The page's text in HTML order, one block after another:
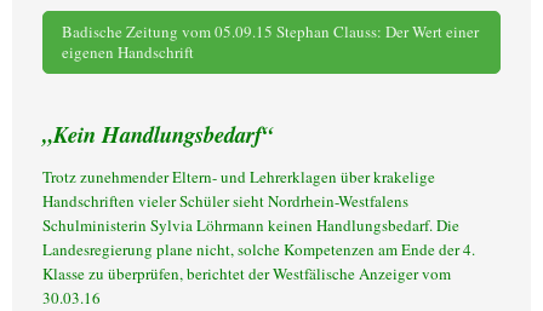
Badische Zeitung vom 05.09.15 Stephan Clauss: Der Wert einer
eigenen Handschrift
„Kein Handlungsbedarf“
Trotz zunehmender Eltern- und Lehrerklagen über krakelige
Handschriften vieler Schüler sieht Nordrhein-Westfalens
Schulministerin Sylvia Löhrmann keinen Handlungsbedarf. Die
Landesregierung plane nicht, solche Kompetenzen am Ende der 4.
Klasse zu überprüfen, berichtet der Westfälische Anzeiger vom
30.03.16